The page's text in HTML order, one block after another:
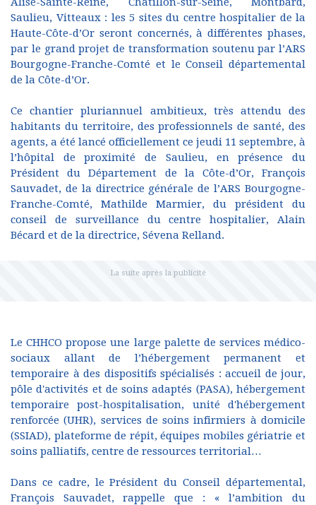
Saulieu, Vitteaux : les 5 sites du centre hospitalier de la
Haute-Côte-d’Or seront concernés, à différentes phases,
par le grand projet de transformation soutenu par l’ARS
Bourgogne-Franche-Comté et le Conseil départemental
de la Côte-d’Or.
Ce chantier pluriannuel ambitieux, très attendu des
habitants du territoire, des professionnels de santé, des
agents, a été lancé officiellement ce jeudi 11 septembre, à
l’hôpital de proximité de Saulieu, en présence du
Président du Département de la Côte-d’Or, François
Sauvadet, de la directrice générale de l’ARS Bourgogne-
Franche-Comté, Mathilde Marmier, du président du
conseil de surveillance du centre hospitalier, Alain
Bécard et de la directrice, Sévena Relland.
Le CHHCO propose une large palette de services médico-
sociaux allant de l’hébergement permanent et
temporaire à des dispositifs spécialisés : accueil de jour,
pôle d'activités et de soins adaptés (PASA), hébergement
temporaire post-hospitalisation, unité d'hébergement
renforcée (UHR), services de soins infirmiers à domicile
(SSIAD), plateforme de répit, équipes mobiles gériatrie et
soins palliatifs, centre de ressources territorial…
Dans ce cadre, le Président du Conseil départemental,
François Sauvadet, rappelle que : « l’ambition du